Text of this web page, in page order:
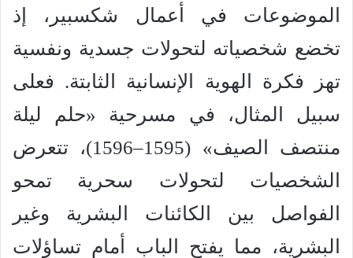
الموضوعات في أعمال شكسبير، إذ
تخضع شخصياته لتحولات جسدية ونفسية
تهز فكرة الهوية الإنسانية الثابتة. فعلى
سبيل المثال، في مسرحية «حلم ليلة
منتصف الصيف» (1595–1596)، تتعرض
الشخصيات لتحولات سحرية تمحو
الفواصل بين الكائنات البشرية وغير
البشرية، مما يفتح الباب أمام تساؤلات